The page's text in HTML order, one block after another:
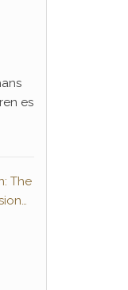
es
The